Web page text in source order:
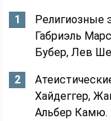
Религиозные
Габриэль
Бубер, Лев
Хайдеггер,
Альбер Камю.